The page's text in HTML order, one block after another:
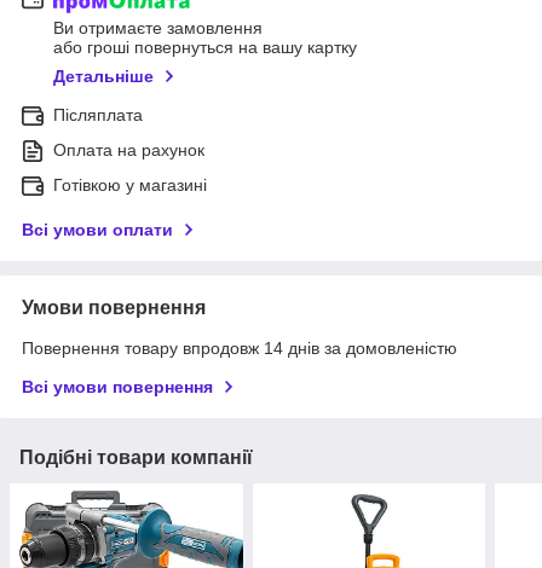
Ви отримаєте замовлення
або гроші повернуться на вашу картку
Детальніше
Післяплата
Оплата на рахунок
Готівкою у магазині
Всі умови оплати
Умови повернення
Повернення товару впродовж 14 днів за домовленістю
Всі умови повернення
Подібні товари компанії